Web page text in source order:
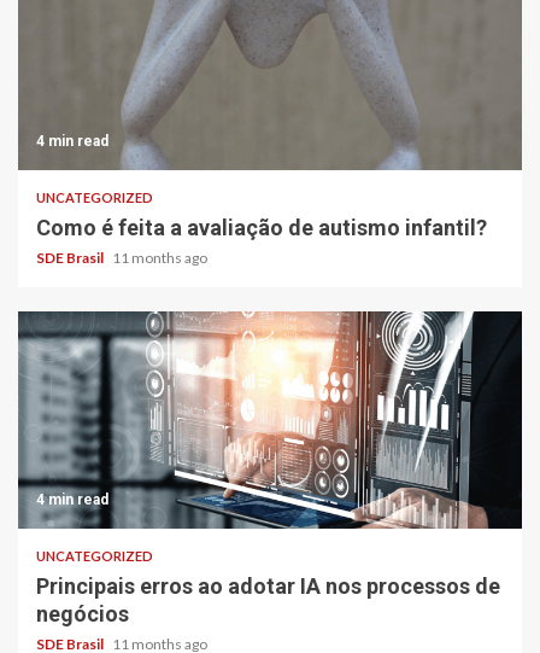
4 min read
UNCATEGORIZED
Como é feita a avaliação de autismo infantil?
SDE Brasil 11 months ago
4 min read
UNCATEGORIZED
Principais erros ao adotar IA nos processos de
negócios
SDE Brasil 11 months ago